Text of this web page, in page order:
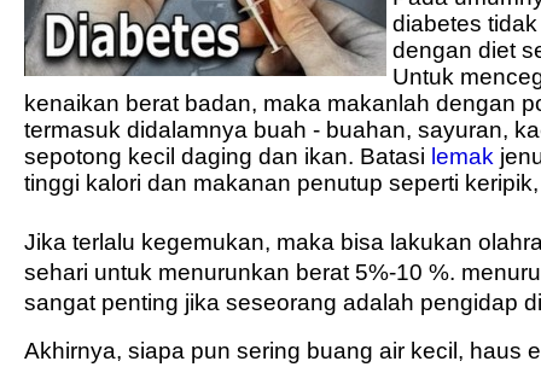
diabetes
dengan diet
Untuk
kenaikan berat badan, maka makanlah dengan
termasuk didalamnya buah - buahan, sayuran,
sepotong kecil daging dan ikan. Batasi lemak
tinggi kalori dan makanan penutup seperti
Jika terlalu kegemukan, maka bisa lakukan
sehari untuk menurunkan berat 5%-10 %.
sangat penting jika seseorang adalah pengidap
Akhirnya, siapa pun sering buang air kecil, haus